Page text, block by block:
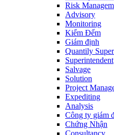
Risk
Advisory
Monitoring
Kiểm Đếm
Giám định
Quantily
Superintendent
Salvage
Solution
Project
Expediting
Analysis
Công ty giám
Chứng Nhận